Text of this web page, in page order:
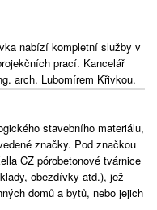
nabízí kompletní služby v
prací. Kancelář
arch. Lubomírem Křivkou.
stavebního materiálu,
značky. Pod značkou
CZ pórobetonové tvárnice
obezdívky atd.), jež
domů a bytů, nebo jejich